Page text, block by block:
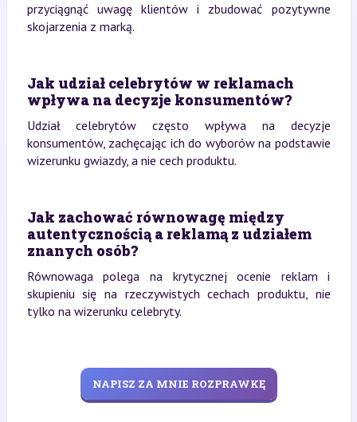
przyciągnąć uwagę klientów i zbudować pozytywne
skojarzenia z marką.
Jak udział celebrytów w reklamach
wpływa na decyzje konsumentów?
Udział celebrytów często wpływa na decyzje
konsumentów, zachęcając ich do wyborów na podstawie
wizerunku gwiazdy, a nie cech produktu.
Jak zachować równowagę między
autentycznością a reklamą z udziałem
znanych osób?
Równowaga polega na krytycznej ocenie reklam i
skupieniu się na rzeczywistych cechach produktu, nie
tylko na wizerunku celebryty.
NAPISZ ZA MNIE ROZPRAWKĘ